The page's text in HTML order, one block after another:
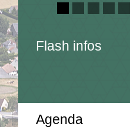
Flash infos
Agenda